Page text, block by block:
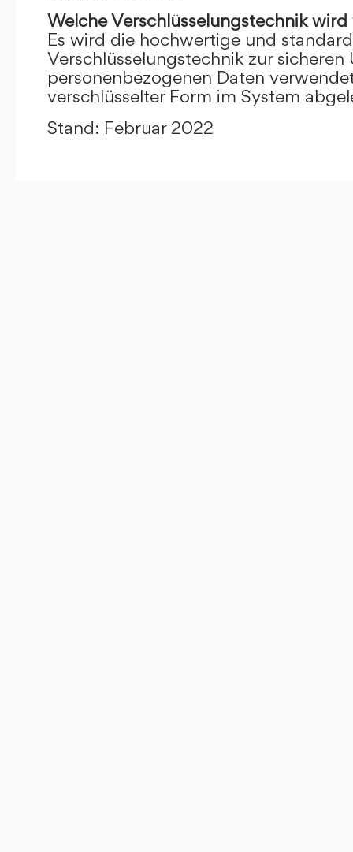
Welche Verschlüsselungstechnik
Es wird die hochwertige und
Verschlüsselungstechnik zur
personenbezogenen Daten
verschlüsselter Form im System
Stand: Februar 2022